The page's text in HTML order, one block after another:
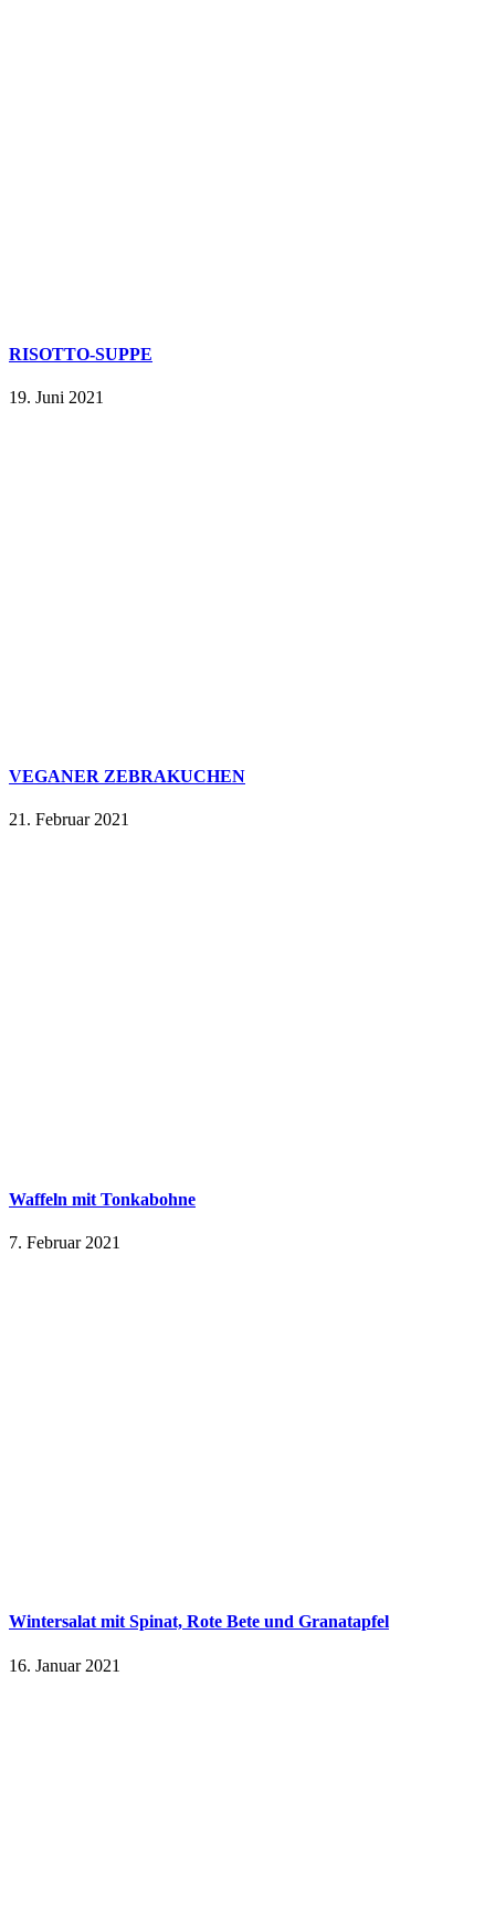
RISOTTO-SUPPE
19. Juni 2021
VEGANER ZEBRAKUCHEN
21. Februar 2021
Waffeln mit Tonkabohne
7. Februar 2021
Wintersalat mit Spinat, Rote Bete und Granatapfel
16. Januar 2021